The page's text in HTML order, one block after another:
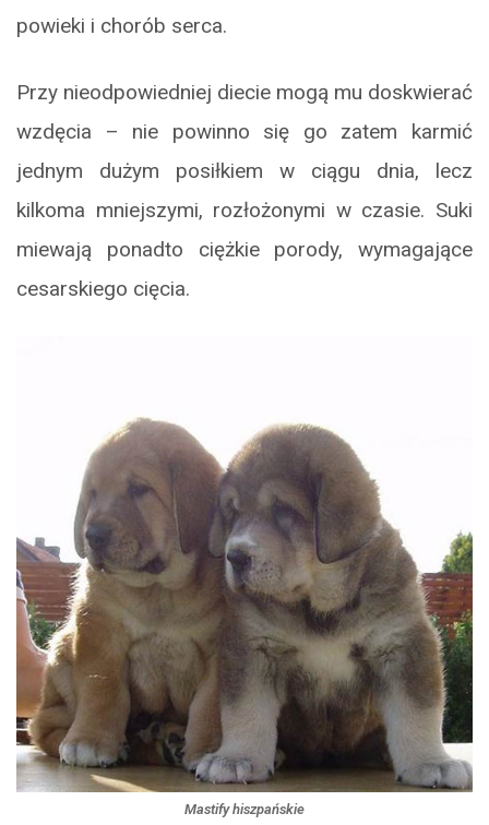
powieki i chorób serca.
Przy nieodpowiedniej diecie mogą mu doskwierać
wzdęcia – nie powinno się go zatem karmić
jednym dużym posiłkiem w ciągu dnia, lecz
kilkoma mniejszymi, rozłożonymi w czasie. Suki
miewają ponadto ciężkie porody, wymagające
cesarskiego cięcia.
Mastify hiszpańskie